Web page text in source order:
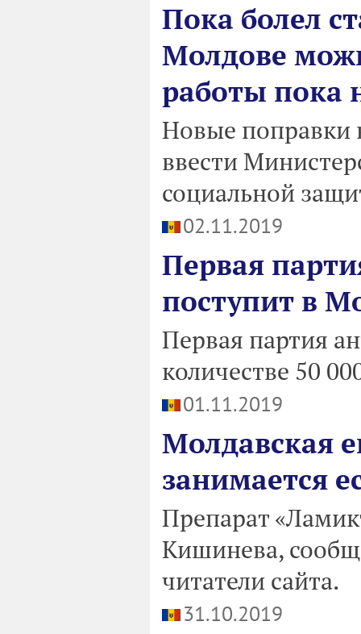
Пока болел
Молдове
работы пока
Новые поправки
ввести
социальной
02.11.2019
Первая
поступит в
Первая партия
количестве 50
01.11.2019
Молдавская
занимается
Препарат
Кишинева,
читатели сайта.
31.10.2019